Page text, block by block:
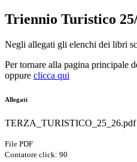
Triennio Turistico
Negli allegati gli elenchi dei libri
Per tornare alla pagina principale
oppure clicca qui
Allegati
TERZA_TURISTICO_25_26.pdf
File PDF
Contatore click: 90